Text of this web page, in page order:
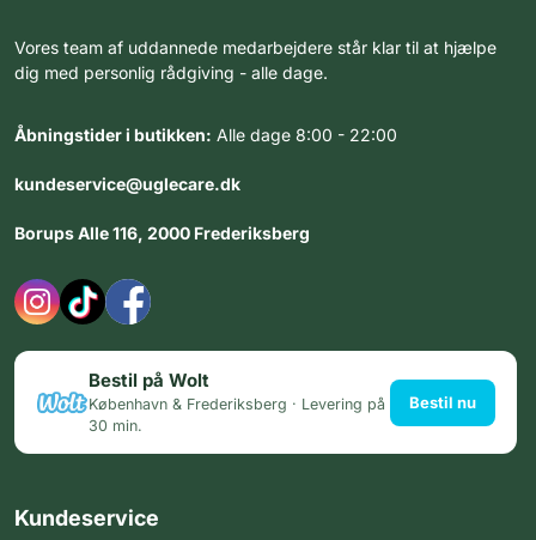
Vores team af uddannede medarbejdere står klar til at hjælpe
dig med personlig rådgiving - alle dage.
Åbningstider i butikken: Alle dage 8:00 - 22:00
kundeservice@uglecare.dk
Borups Alle 116, 2000 Frederiksberg
Bestil på Wolt
København & Frederiksberg · Levering på
30 min.
Bestil nu
Kundeservice